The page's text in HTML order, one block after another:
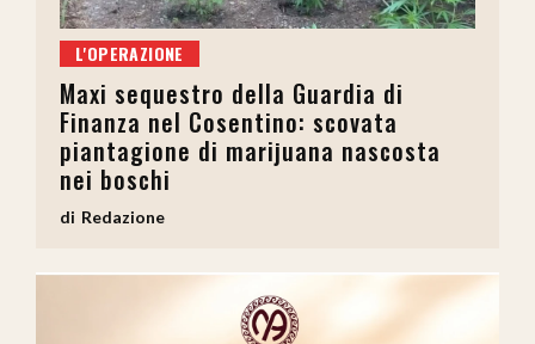
L'OPERAZIONE
Maxi sequestro della Guardia di
Finanza nel Cosentino: scovata
piantagione di marijuana nascosta
nei boschi
Redazione